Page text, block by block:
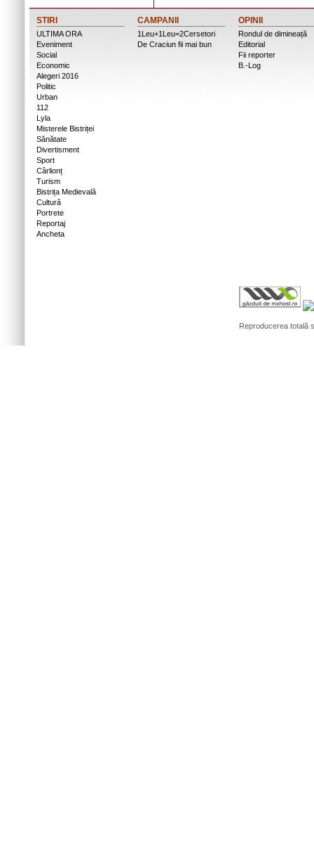
STIRI
ULTIMA ORA
Eveniment
Social
Economic
Alegeri 2016
Politic
Urban
112
Lyla
Misterele Bistriței
Sănătate
Divertisment
Sport
Cârlionț
Turism
Bistrița Medievală
Cultură
Portrete
Reportaj
Ancheta
CAMPANII
1Leu+1Leu=2Cersetori
De Craciun fii mai bun
OPINII
Rondul de dimineață
Editorial
Fii reporter
B.-Log
Reproducerea totală